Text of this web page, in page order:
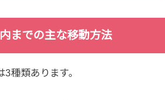
までの主な移動方法
種類あります。